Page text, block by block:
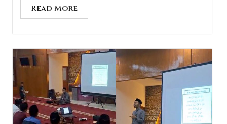
Read More